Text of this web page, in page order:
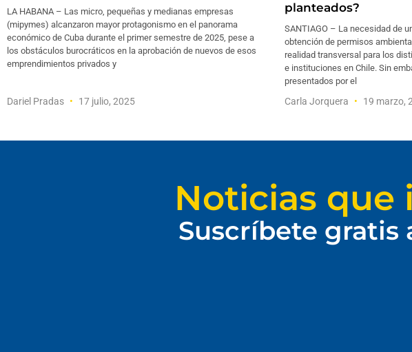
LA HABANA – Las micro, pequeñas y medianas empresas
(mipymes) alcanzaron mayor protagonismo en el panorama
económico de Cuba durante el primer semestre de 2025, pese a
los obstáculos burocráticos en la aprobación de nuevos de esos
emprendimientos privados y
Dariel Pradas 17 julio, 2025
planteados?
SANTIAGO – La necesidad de
obtención de permisos
realidad transversal para los
e instituciones en Chile. Sin
presentados por el
Carla Jorquera 19 marzo,
Noticias que
Suscríbete gratis